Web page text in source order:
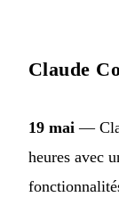
Claude
19 mai —
heures avec